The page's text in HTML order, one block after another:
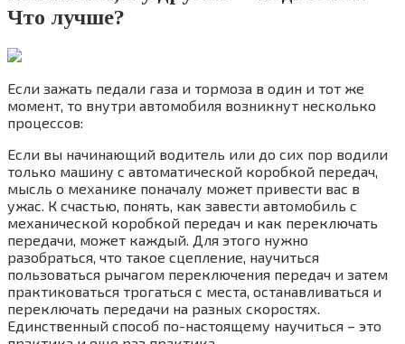
Что лучше?
Если зажать педали газа и тормоза в один и тот же
момент, то внутри автомобиля возникнут несколько
процессов:
Если вы начинающий водитель или до сих пор водили
только машину с автоматической коробкой передач,
мысль о механике поначалу может привести вас в
ужас. К счастью, понять, как завести автомобиль с
механической коробкой передач и как переключать
передачи, может каждый. Для этого нужно
разобраться, что такое сцепление, научиться
пользоваться рычагом переключения передач и затем
практиковаться трогаться с места, останавливаться и
переключать передачи на разных скоростях.
Единственный способ по-настоящему научиться – это